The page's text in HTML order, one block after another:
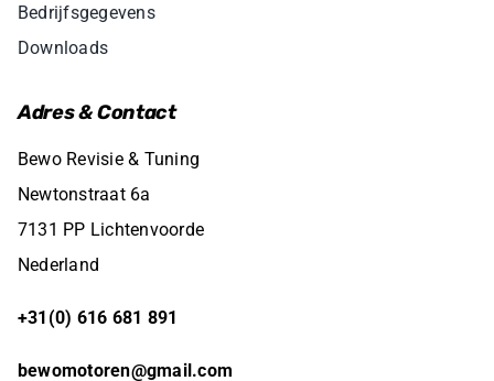
Bedrijfsgegevens
Downloads
Adres & Contact
Bewo Revisie & Tuning
Newtonstraat 6a
7131 PP Lichtenvoorde
Nederland
+31(0) 616 681 891
bewomotoren@gmail.com